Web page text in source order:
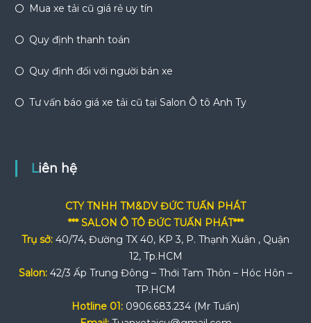
Mua xe tải cũ giá rẻ uy tín
Quy định thanh toán
Quy định đối với người bán xe
Tư vấn báo giá xe tải cũ tại Salon Ô tô Anh Ty
Liên hệ
CTY TNHH TM&DV ĐỨC TUẤN PHÁT
*** SALON Ô TÔ ĐỨC TUẤN PHÁT***
Trụ sở: 40/74, Đường TX 40, KP 3, P. Thạnh Xuân , Quận
12, Tp.HCM
Salon: 42/3 Ấp Trung Đông – Thới Tam Thôn – Hóc Hôn –
TP.HCM
Hotline 01: 0906.683.234 (Mr Tuấn)